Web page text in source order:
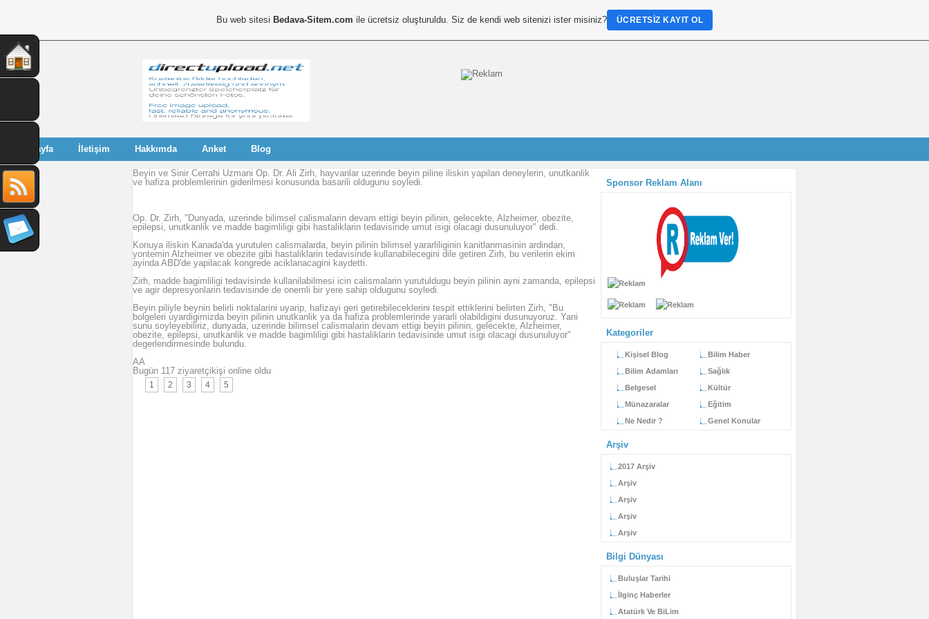
Anasayfa İletişim Hakkımda Anket Blog
Beyin ve Sinir Cerrahi Uzmani Op. Dr. Ali Zirh, hayvanlar uzerinde beyin piline iliskin yapilan deneylerin, unutkanlik
ve hafiza problemlerinin giderilmesi konusunda basarili oldugunu soyledi.
Op. Dr. Zirh, "Dunyada, uzerinde bilimsel calismalarin devam ettigi beyin pilinin, gelecekte, Alzheimer, obezite,
epilepsi, unutkanlik ve madde bagimliligi gibi hastaliklarin tedavisinde umut isigi olacagi dusunuluyor" dedi.
Konuya iliskin Kanada'da yurutulen calismalarda, beyin pilinin bilimsel yararliliginin kanitlanmasinin ardindan,
yontemin Alzheimer ve obezite gibi hastaliklarin tedavisinde kullanabilecegini dile getiren Zirh, bu verilerin ekim
ayinda ABD'de yapilacak kongrede aciklanacagini kaydetti.
Zirh, madde bagimliligi tedavisinde kullanilabilmesi icin calismalarin yurutuldugu beyin pilinin ayni zamanda, epilepsi
ve agir depresyonlarin tedavisinde de onemli bir yere sahip oldugunu soyledi.
Beyin piliyle beynin belirli noktalarini uyarip, hafizayi geri getirebileceklerini tespit ettiklerini belirten Zirh, "Bu
bolgeleri uyardigimizda beyin pilinin unutkanlik ya da hafiza problemlerinde yararli olabildigini dusunuyoruz. Yani
sunu soyleyebiliriz, dunyada, uzerinde bilimsel calismalarin devam ettigi beyin pilinin, gelecekte, Alzheimer,
obezite, epilepsi, unutkanlik ve madde bagimliligi gibi hastaliklarin tedavisinde umut isigi olacagi dusunuluyor"
degerlendirmesinde bulundu.
AA
Bugün 117 ziyaretçikişi online oldu
1 2 3 4 5
Sponsor Reklam Alanı
Kategoriler
Kişisel Blog
Bilim Adamları
Belgesel
Münazaralar
Ne Nedir ?
Bilim Haber
Sağlık
Kültür
Eğitim
Genel Konular
Arşiv
2017 Arşiv
Arşiv
Arşiv
Arşiv
Arşiv
Bilgi Dünyası
Buluşlar Tarihi
İlginç Haberler
Atatürk Ve BiLim
Bu web sitesi Bedava-Sitem.com ile ücretsiz oluşturuldu. Siz de kendi web sitenizi ister misiniz? ÜCRETSIZ KAYIT OL